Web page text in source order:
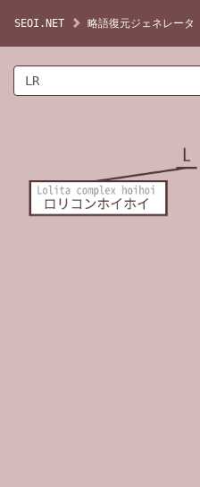
SEOI.NET 略語復元ジェネレータ